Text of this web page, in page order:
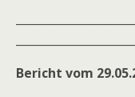
Bericht vom